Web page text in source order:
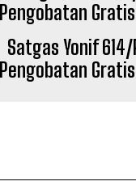
Satgas Yonif
Pengobatan